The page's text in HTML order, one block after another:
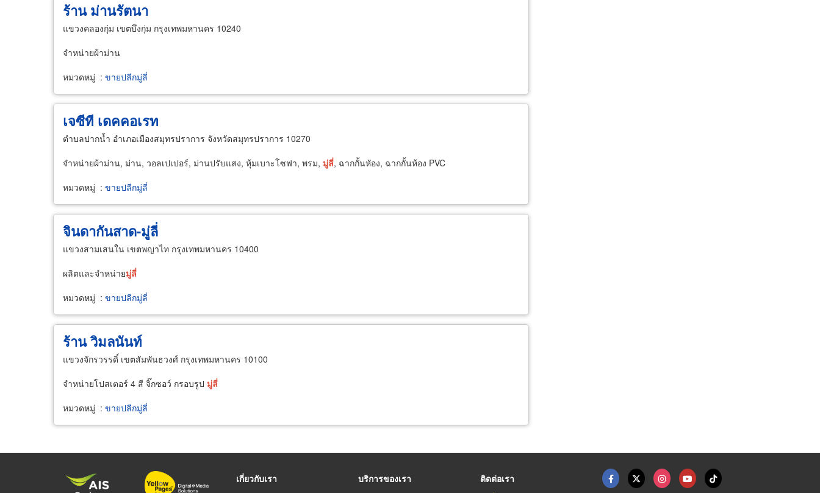
ร้าน ม่านรัตนา
แขวงคลองกุ่ม เขตบึงกุ่ม กรุงเทพมหานคร 10240
จำหน่ายผ้าม่าน
หมวดหมู่ : ขายปลีกมู่ลี่
เจซีที เดคคอเรท
ตำบลปากน้ำ อำเภอเมืองสมุทรปราการ จังหวัดสมุทรปราการ 10270
จำหน่ายผ้าม่าน, ม่าน, วอลเปเปอร์, ม่านปรับแสง, หุ้มเบาะโซฟา, พรม, มู่ลี่, ฉากกั้นหัอง, ฉากกั้นห้อง PVC
หมวดหมู่ : ขายปลีกมู่ลี่
จินดากันสาด-มู่ลี่
แขวงสามเสนใน เขตพญาไท กรุงเทพมหานคร 10400
ผลิตและจำหน่ายมู่ลี่
หมวดหมู่ : ขายปลีกมู่ลี่
ร้าน วิมลนันท์
แขวงจักรวรรดิ์ เขตสัมพันธวงศ์ กรุงเทพมหานคร 10100
จำหน่ายโปสเตอร์ 4 สี จิ๊กซอว์ กรอบรูป มู่ลี่
หมวดหมู่ : ขายปลีกมู่ลี่
เกี่ยวกับเรา บริการของเรา ติดต่อเรา